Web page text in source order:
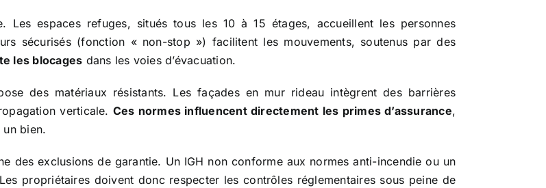
Les espaces refuges, situés tous les 10 à 15 étages, accueillent les personnes
sécurisés (fonction « non-stop ») facilitent les mouvements, soutenus par des
les blocages dans les voies d’évacuation.
des matériaux résistants. Les façades en mur rideau intègrent des barrières
verticale. Ces normes influencent directement les primes d’assurance,
bien.
des exclusions de garantie. Un IGH non conforme aux normes anti-incendie ou un
propriétaires doivent donc respecter les contrôles réglementaires sous peine de